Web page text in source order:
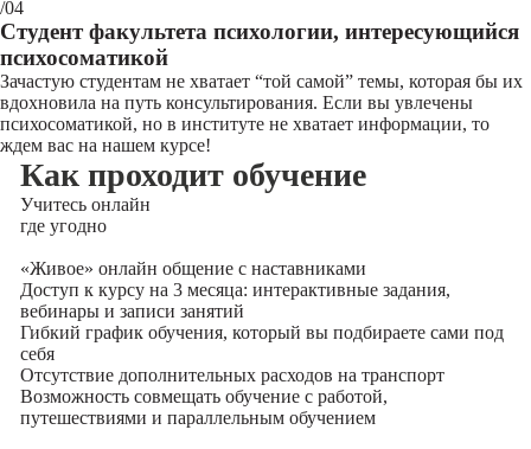
/04
Студент факультета психологии, интересующийся
психосоматикой
Зачастую студентам не хватает “той самой” темы, которая бы их
вдохновила на путь консультирования. Если вы увлечены
психосоматикой, но в институте не хватает информации, то
ждем вас на нашем курсе!
Как проходит обучение
Учитесь онлайн
где угодно
«Живое» онлайн общение с наставниками
Доступ к курсу на 3 месяца: интерактивные задания,
вебинары и записи занятий
Гибкий график обучения, который вы подбираете сами под
себя
Отсутствие дополнительных расходов на транспорт
Возможность совмещать обучение с работой,
путешествиями и параллельным обучением